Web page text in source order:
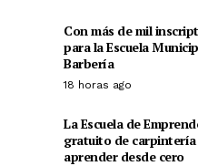
Con más de mil
para la Escuela
Barbería
18 horas ago
La Escuela de
gratuito de
aprender desde cero